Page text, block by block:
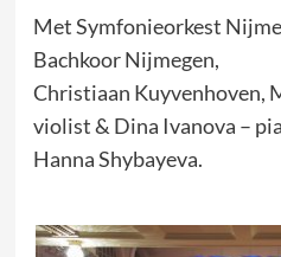
Met Symfonieorkest
Bachkoor Nijmegen,
Christiaan Kuyvenhoven,
violist & Dina Ivanova –
Hanna Shybayeva.